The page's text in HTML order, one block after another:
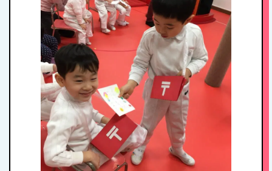
育方針
1日のスケジュール
年間行事
施設紹介・園概要